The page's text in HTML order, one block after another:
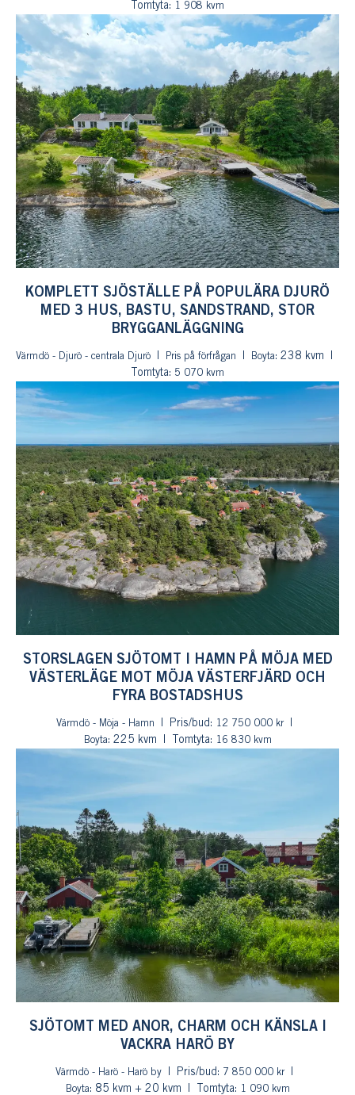
Tomtyta: 1 908 kvm
KOMPLETT SJÖSTÄLLE PÅ POPULÄRA DJURÖ
MED 3 HUS, BASTU, SANDSTRAND, STOR
BRYGGANLÄGGNING
Värmdö - Djurö - centrala Djurö Pris på förfrågan Boyta: 238 kvm
Tomtyta: 5 070 kvm
STORSLAGEN SJÖTOMT I HAMN PÅ MÖJA MED
VÄSTERLÄGE MOT MÖJA VÄSTERFJÄRD OCH
FYRA BOSTADSHUS
Värmdö - Möja - Hamn Pris/bud:
12 750 000 kr
Boyta: 225 kvm Tomtyta: 16 830 kvm
SJÖTOMT MED ANOR, CHARM OCH KÄNSLA I
VACKRA HARÖ BY
Värmdö - Harö - Harö by Pris/bud:
7 850 000 kr
Boyta: 85 kvm + 20 kvm Tomtyta: 1 090 kvm